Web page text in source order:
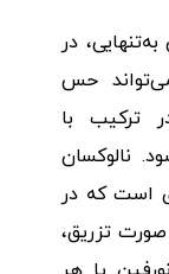
به‌تنهایی، در
حس
ترکیب با
نالوکسان
است که در
تزریق،